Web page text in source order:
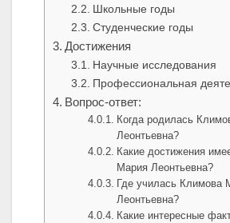
Школьные годы
Студенческие годы
Достижения
Научные исследования
Профессиональная
Вопрос-ответ:
Когда родилась
Леонтьевна?
Какие достижения
Мария Леонтьевна?
Где училась Климова
Леонтьевна?
Какие интересные